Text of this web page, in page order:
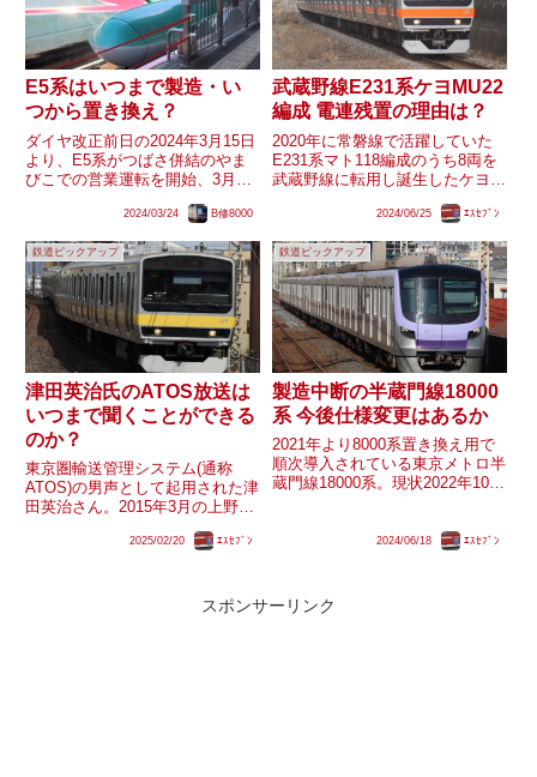
E5系はいつまで製造・い
つから置き換え？
ダイヤ改正前日の2024年3月15日
より、E5系がつばさ併結のやま
びこでの営業運転を開始、3月16
しました。それに伴い、E2系が
単独運用専用になっています。
E5系は現在51編成が在...
2024/03/24 B修8000
武蔵野線E231系ケヨMU22
編成 電連残置の理由は？
2020年に常磐線で活躍していた
E231系マト118編成のうち8両を
武蔵野線に転用し誕生したケヨ
るクハE231-20の運転台側には常
器が残存しています。近年横須
賀・総武快速線用E...
2024/06/25 ｴｽｾﾌﾞﾝ
鉄道ピックアップ
津田英治氏のATOS放送は
いつまで聞くことができる
のか？
東京圏輸送管理システム(通称
ATOS)の男声として起用された津
田英治さん。2015年3月の上野東
中一永さんのアナウンスへ更新し
2025/02/20 ｴｽｾﾌﾞﾝ
鉄道ピックアップ
製造中断の半蔵門線18000
系 今後仕様変更はあるか
2021年より8000系置き換え用で
順次導入されている東京メトロ半
蔵門線18000系。現状2022年10月
2025年度までに導入が完了予定
2024/06/18 ｴｽｾﾌﾞﾝ
スポンサーリンク